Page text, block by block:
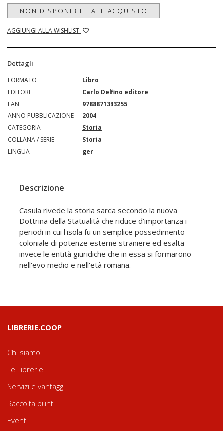
NON DISPONIBILE ALL'ACQUISTO
AGGIUNGI ALLA WISHLIST
Dettagli
FORMATO
Libro
EDITORE
Carlo Delfino editore
EAN
9788871383255
ANNO PUBBLICAZIONE
2004
CATEGORIA
Storia
COLLANA / SERIE
Storia
LINGUA
ger
Descrizione
Casula rivede la storia sarda secondo la nuova
Dottrina della Statualità che riduce d'importanza i
periodi in cui l'isola fu un semplice possedimento
coloniale di potenze esterne straniere ed esalta
invece le entità giuridiche che in essa si formarono
nell'evo medio e nell'età romana.
LIBRERIE.COOP
Chi siamo
Le Librerie
Servizi e vantaggi
Raccolta punti
Eventi